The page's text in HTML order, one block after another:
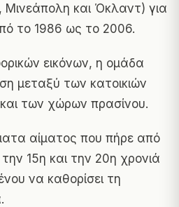
Μινεάπολη και Όκλαντ) για
το 1986 ως το 2006.
εικόνων, η ομάδα
μεταξύ των κατοικιών
των χώρων πρασίνου.
αίματος που πήρε από
15η και την 20η χρονιά
να καθορίσει τη